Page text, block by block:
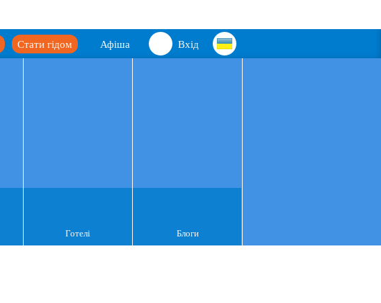
Вхід
Афіша
Стати гідом
Готелі Блоги